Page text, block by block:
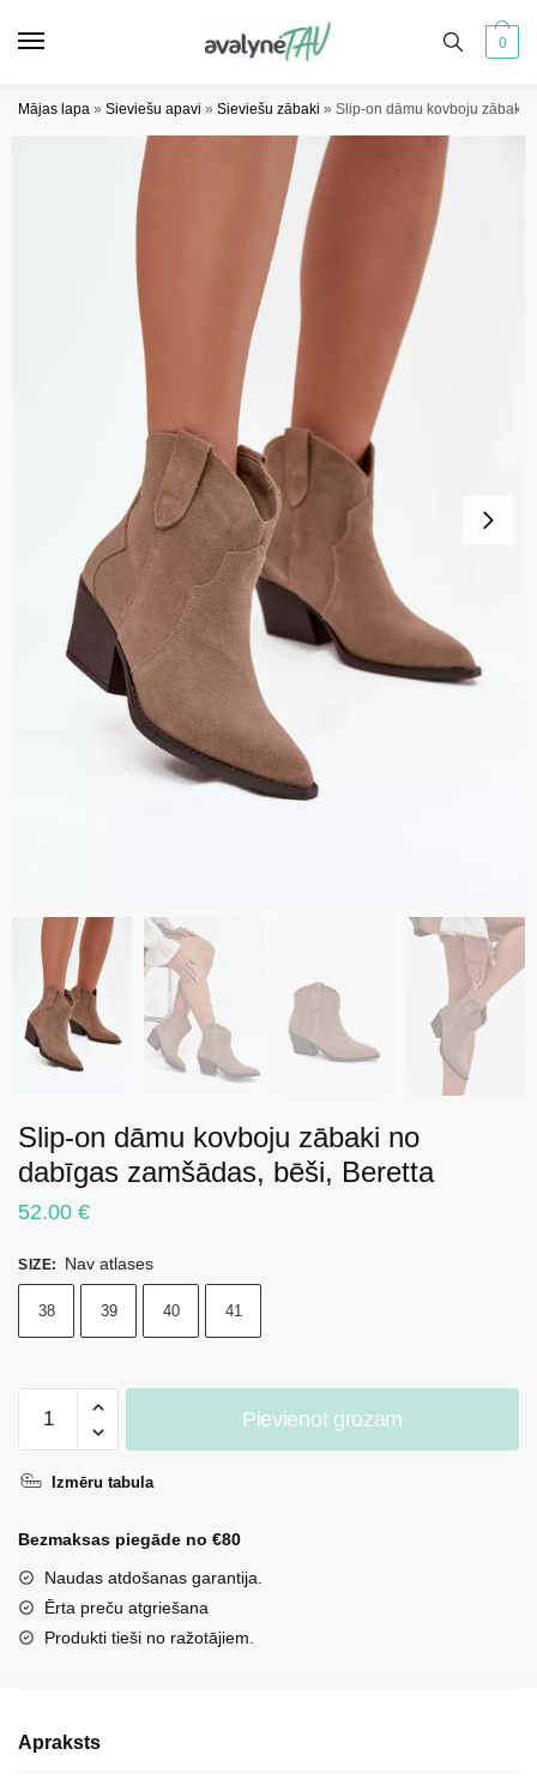
0
Mājas lapa » Sieviešu apavi » Sieviešu zābaki » Slip-on dāmu kovboju zābaki
Slip-on dāmu kovboju zābaki no
dabīgas zamšādas, bēši, Beretta
52.00 €
SIZE: Nav atlases
38 39 40 41
kovboju
no
dabīgas
zamšādas,
bēši,
Pievienot grozam
Izmēru tabula
Bezmaksas piegāde no €80
Naudas atdošanas garantija.
Ērta preču atgriešana
Produkti tieši no ražotājiem.
Apraksts